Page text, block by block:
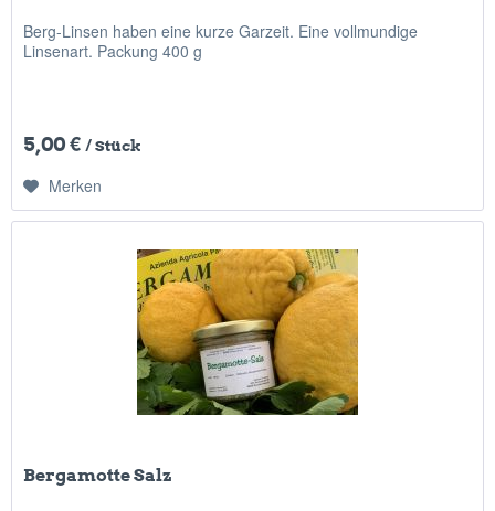
Berg-Linsen haben eine kurze Garzeit. Eine vollmundige
Linsenart. Packung 400 g
5,00 €/ Stück
Merken
Bergamotte Salz